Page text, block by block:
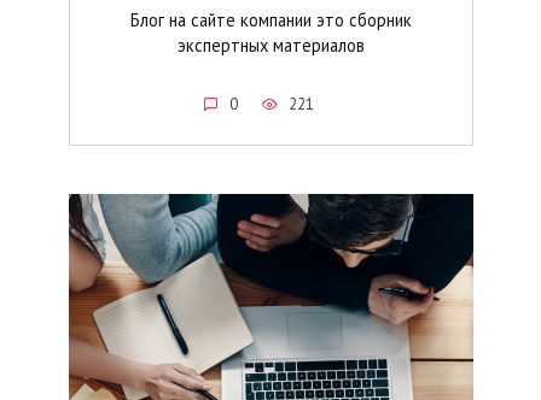
Блог на сайте компании это сборник
экспертных материалов
0 221